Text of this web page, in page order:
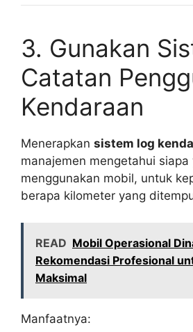
3. Gunakan
Catatan
Kendaraan
Menerapkan sistem log
manajemen mengetahui siapa
menggunakan mobil, untuk
berapa kilometer yang
READ Mobil Operasional
Rekomendasi Profesional
Maksimal
Manfaatnya: